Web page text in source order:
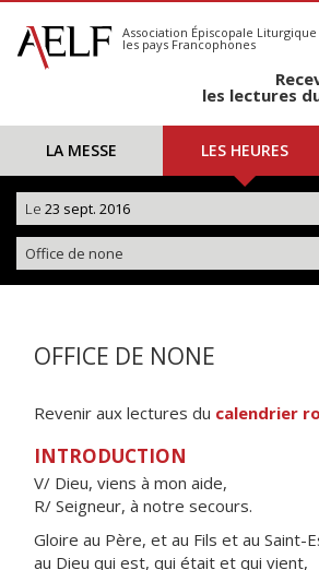
S'abonner
Calendrier
Association Épiscopale Liturgique
les pays Francophones
les lectures
LA MESSE LES HEURES
Le 23 sept. 2016
Office de none
OFFICE DE NONE
Revenir aux lectures du calendrier
INTRODUCTION
V/ Dieu, viens à mon aide,
R/ Seigneur, à notre secours.
Gloire au Père, et au Fils et au Saint-
au Dieu qui est, qui était et qui vient,